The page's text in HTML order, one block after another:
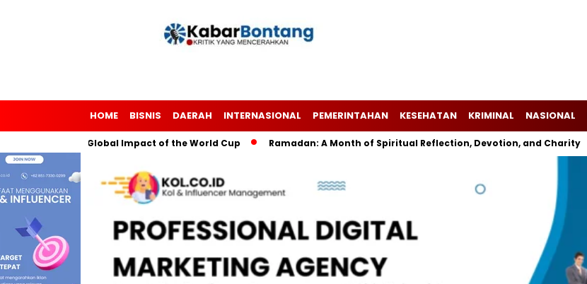
HOME BISNIS DAERAH INTERNASIONAL PEMERINTAHAN KESEHATAN KRIMINAL NASIONAL
Soccer: The Global Impact of the World Cup Ramadan: A Month of Spiritual Reflection, Devotion, and Charity